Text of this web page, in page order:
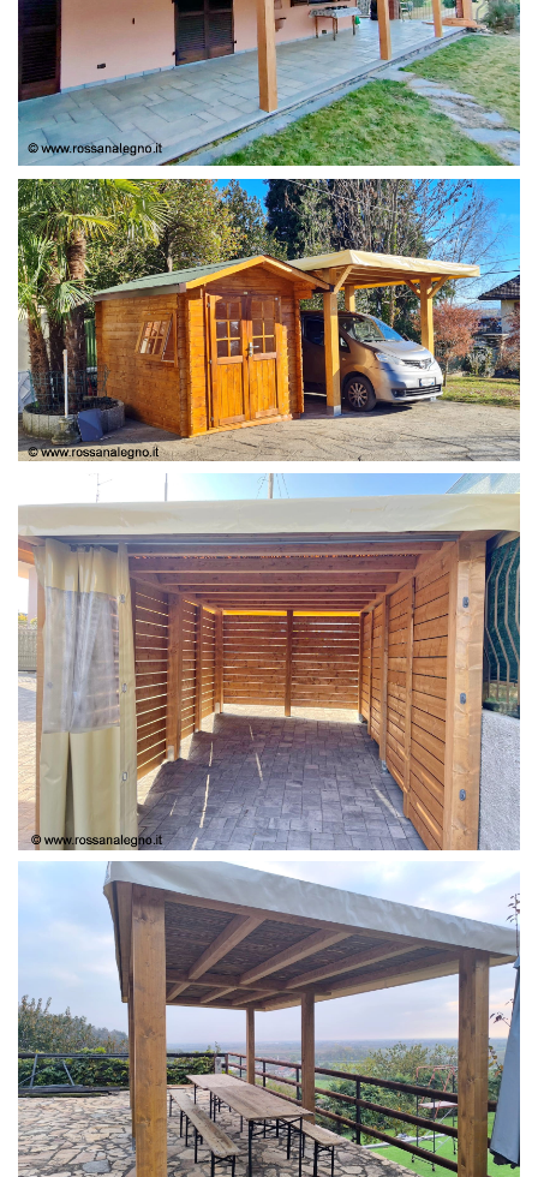
COPERTURA
CASETTA E COPERTURA AUTO